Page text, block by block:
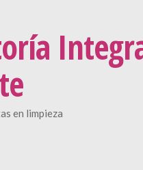
en limpieza